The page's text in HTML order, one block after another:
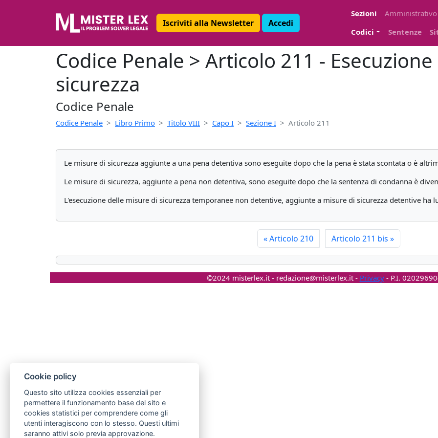
Iscriviti alla Newsletter Accedi
Sezioni
Amministrativo
Codici
Sentenze
Codice Penale > Articolo 211 -
sicurezza
Codice Penale
Codice Penale Libro Primo Titolo VIII Capo I Sezione I Articolo 211
Le misure di sicurezza aggiunte a una pena detentiva sono eseguite dopo che la pena è stata scontata o è
Le misure di sicurezza, aggiunte a pena non detentiva, sono eseguite dopo che la sentenza di condanna è
L'esecuzione delle misure di sicurezza temporanee non detentive, aggiunte a misure di sicurezza detentive ha
«Articolo 210 Articolo 211 bis »
©2024 misterlex.it - redazione@misterlex.it- Privacy- P.I.
Cookie policy
Questo sito utilizza cookies essenziali per
permettere il funzionamento base del sito e
cookies statistici per comprendere come gli
utenti interagiscono con lo stesso. Questi ultimi
saranno attivi solo previa approvazione.